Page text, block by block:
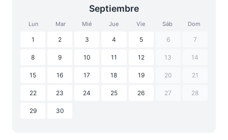
Septiembre
Lun Mar Mié Jue Vie Sáb Dom
1 2 3 4 5 6 7
8 9 10 11 12 13 14
15 16 17 18 19 20 21
22 23 24 25 26 27 28
29 30